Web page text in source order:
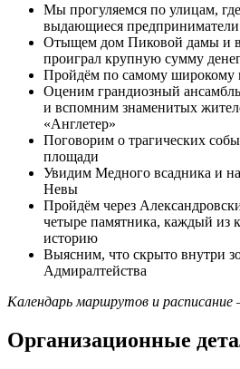
Мы прогуляемся по улицам,
выдающиеся предприниматели
Отыщем дом Пиковой дамы и
проиграл крупную сумму
Пройдём по самому широкому
Оценим грандиозный
и вспомним знаменитых
«Англетер»
Поговорим о трагических
площади
Увидим Медного всадника и
Невы
Пройдём через
четыре памятника, каждый из
историю
Выясним, что скрыто внутри
Адмиралтейства
Календарь маршрутов и расписание
Организационные